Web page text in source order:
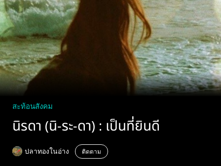
สะท้อนสังคม
นิรดา (นิ-ระ-ดา) : เป็นที่ยินดี
ปลาทองในอ่าง ติดตาม